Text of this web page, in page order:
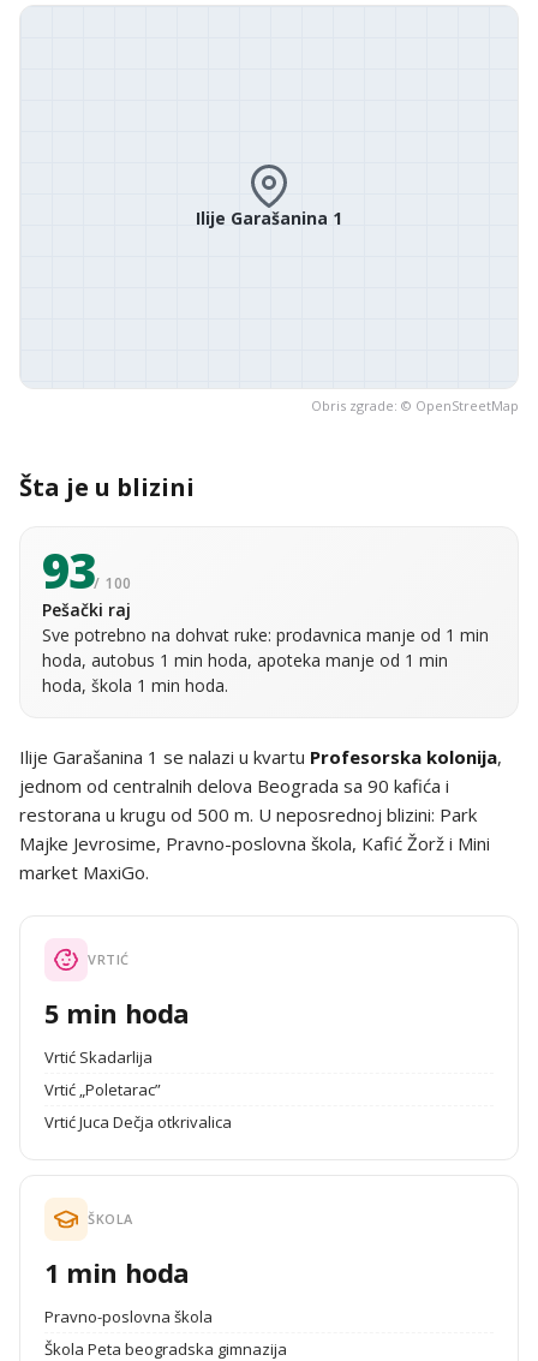
Ilije Garašanina 1
Obris zgrade: © OpenStreetMap
Šta je u blizini
93/ 100
Pešački raj
Sve potrebno na dohvat ruke: prodavnica manje od 1 min
hoda, autobus 1 min hoda, apoteka manje od 1 min
hoda, škola 1 min hoda.
Ilije Garašanina 1 se nalazi u kvartu Profesorska kolonija,
jednom od centralnih delova Beograda sa 90 kafića i
restorana u krugu od 500 m. U neposrednoj blizini: Park
Majke Jevrosime, Pravno-poslovna škola, Kafić Žorž i Mini
market MaxiGo.
VRTIĆ
5 min hoda
Vrtić Skadarlija
Vrtić „Poletarac”
Vrtić Juca Dečja otkrivalica
ŠKOLA
1 min hoda
Pravno-poslovna škola
Škola Peta beogradska gimnazija